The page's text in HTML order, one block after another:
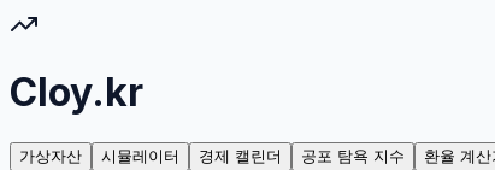
Cloy.kr
가상자산 시뮬레이터 경제 캘린더 공포 탐욕 지수 환율 계산